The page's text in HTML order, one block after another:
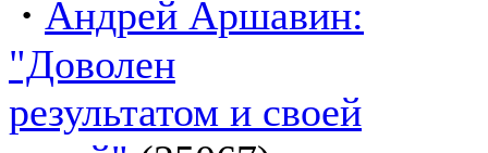
· Андрей Аршавин:
"Доволен
результатом и своей